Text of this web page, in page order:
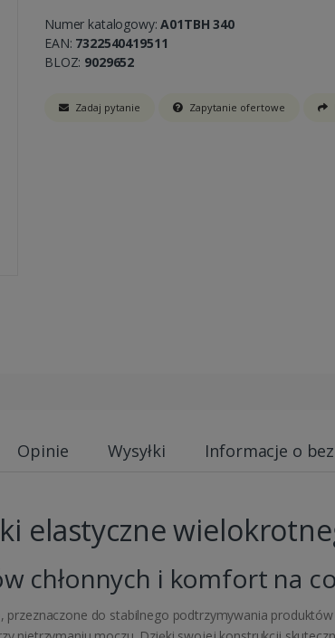
Numer katalogowy:A01TBH 340
EAN: 7322540419511
BLOZ: 9029652
Zadaj pytanie Zapytanie ofertowe
Opinie Wysyłki Informacje o
elastyczne
chłonnych i komfort na
, przeznaczone do stabilnego podtrzymywania